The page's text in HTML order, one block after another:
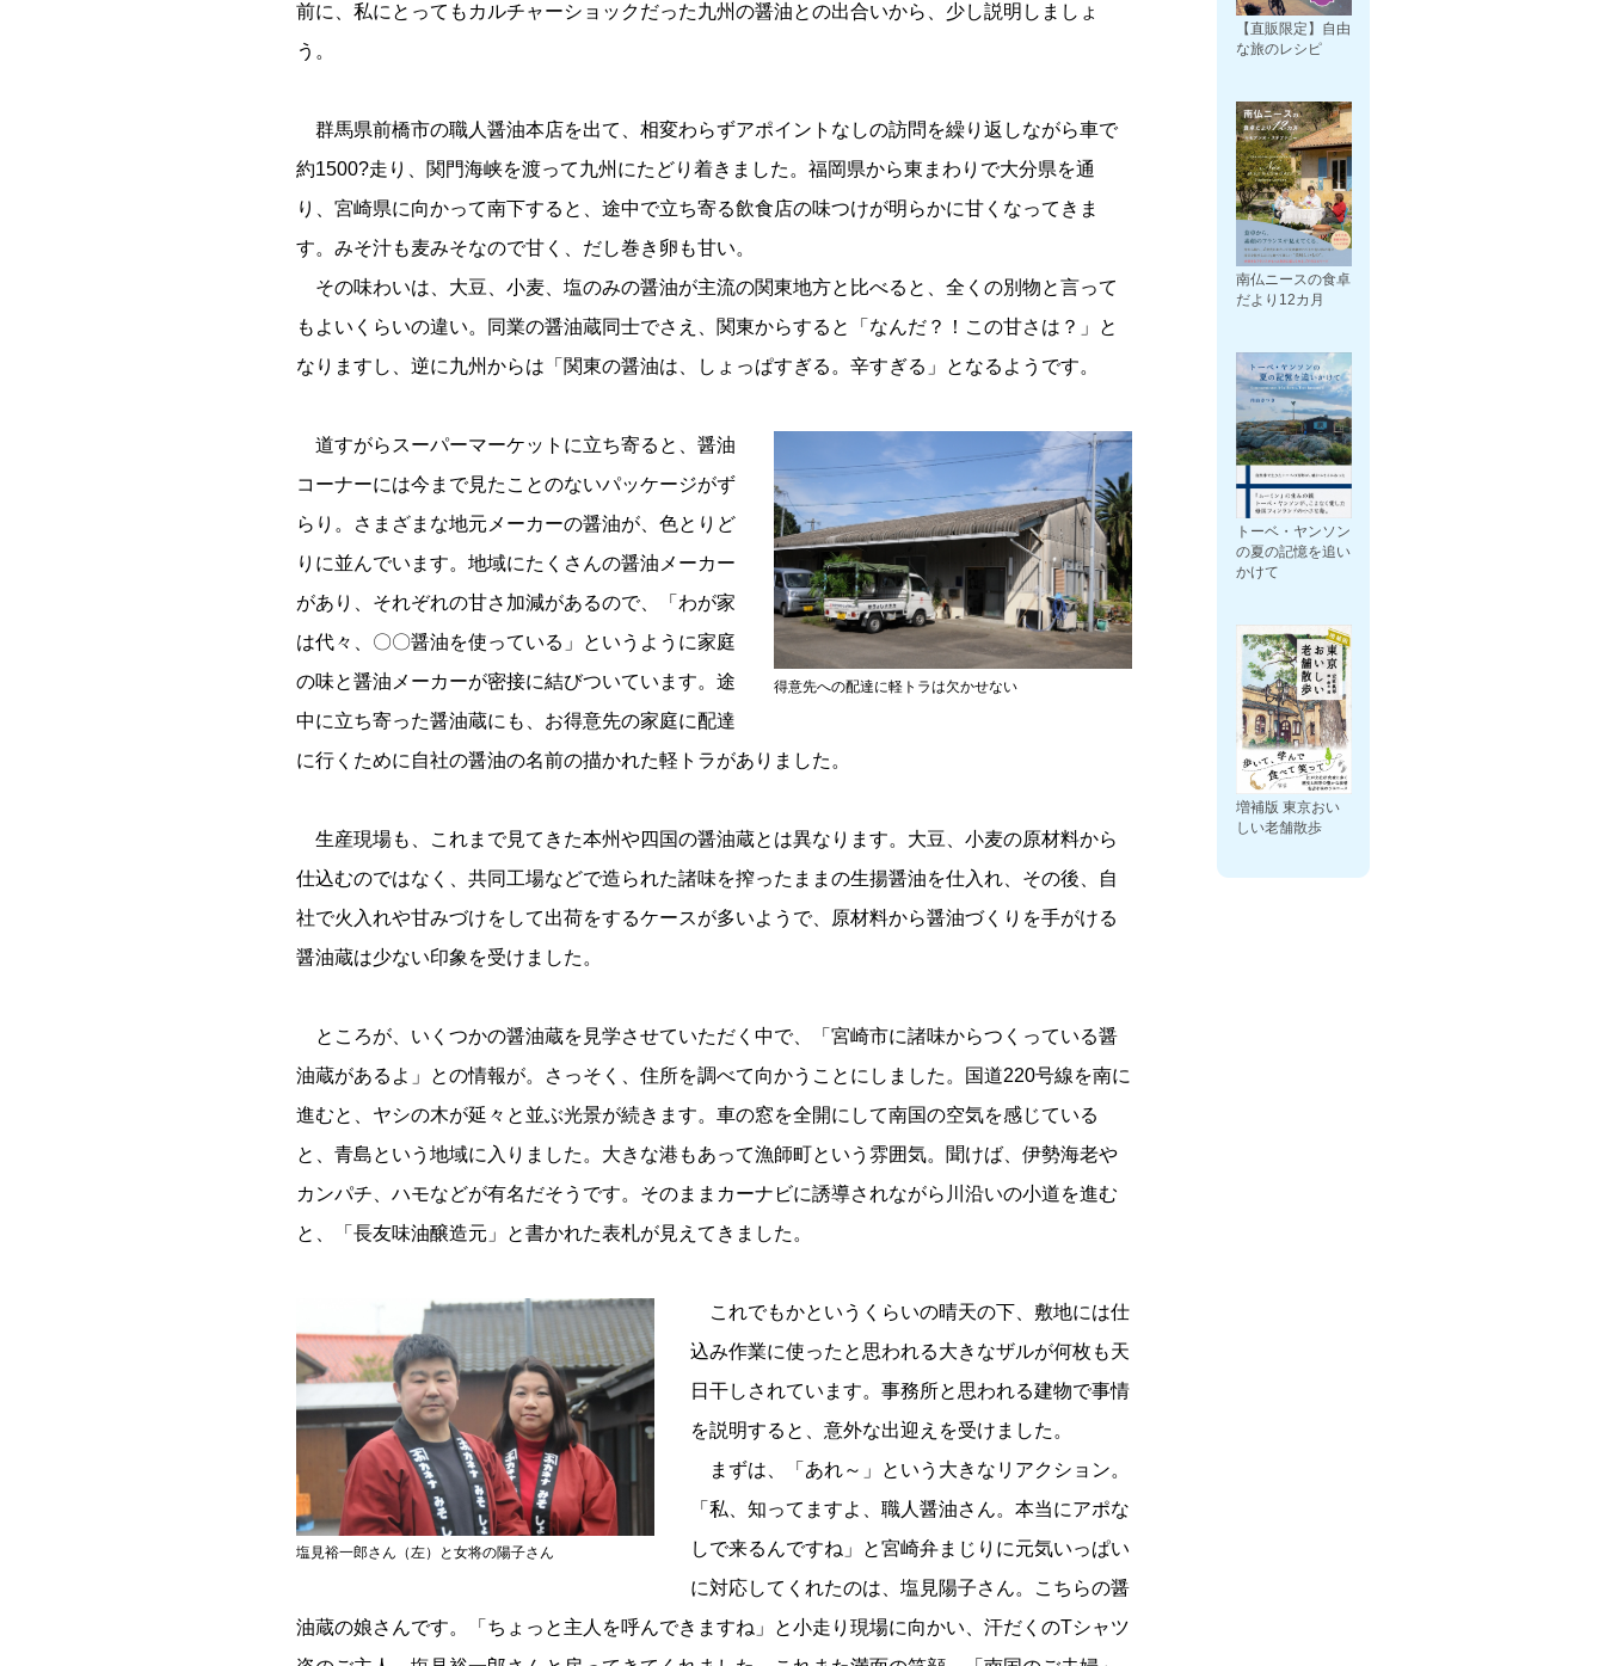
前に、私にとってもカルチャーショックだった九州の醤油との出合いから、少し説明しましょ
う。
群馬県前橋市の職人醤油本店を出て、相変わらずアポイントなしの訪問を繰り返しながら車で
約1500?走り、関門海峡を渡って九州にたどり着きました。福岡県から東まわりで大分県を通
り、宮崎県に向かって南下すると、途中で立ち寄る飲食店の味つけが明らかに甘くなってきま
す。みそ汁も麦みそなので甘く、だし巻き卵も甘い。
その味わいは、大豆、小麦、塩のみの醤油が主流の関東地方と比べると、全くの別物と言って
もよいくらいの違い。同業の醤油蔵同士でさえ、関東からすると「なんだ？！この甘さは？」と
なりますし、逆に九州からは「関東の醤油は、しょっぱすぎる。辛すぎる」となるようです。
得意先への配達に軽トラは欠かせない
道すがらスーパーマーケットに立ち寄ると、醤油
コーナーには今まで見たことのないパッケージがず
らり。さまざまな地元メーカーの醤油が、色とりど
りに並んでいます。地域にたくさんの醤油メーカー
があり、それぞれの甘さ加減があるので、「わが家
は代々、〇〇醤油を使っている」というように家庭
の味と醤油メーカーが密接に結びついています。途
中に立ち寄った醤油蔵にも、お得意先の家庭に配達
に行くために自社の醤油の名前の描かれた軽トラがありました。
生産現場も、これまで見てきた本州や四国の醤油蔵とは異なります。大豆、小麦の原材料から
仕込むのではなく、共同工場などで造られた諸味を搾ったままの生揚醤油を仕入れ、その後、自
社で火入れや甘みづけをして出荷をするケースが多いようで、原材料から醤油づくりを手がける
醤油蔵は少ない印象を受けました。
ところが、いくつかの醤油蔵を見学させていただく中で、「宮崎市に諸味からつくっている醤
油蔵があるよ」との情報が。さっそく、住所を調べて向かうことにしました。国道220号線を南に
進むと、ヤシの木が延々と並ぶ光景が続きます。車の窓を全開にして南国の空気を感じている
と、青島という地域に入りました。大きな港もあって漁師町という雰囲気。聞けば、伊勢海老や
カンパチ、ハモなどが有名だそうです。そのままカーナビに誘導されながら川沿いの小道を進む
と、「長友味油醸造元」と書かれた表札が見えてきました。
塩見裕一郎さん（左）と女将の陽子さん
これでもかというくらいの晴天の下、敷地には仕
込み作業に使ったと思われる大きなザルが何枚も天
日干しされています。事務所と思われる建物で事情
を説明すると、意外な出迎えを受けました。
まずは、「あれ～」という大きなリアクション。
「私、知ってますよ、職人醤油さん。本当にアポな
しで来るんですね」と宮崎弁まじりに元気いっぱい
に対応してくれたのは、塩見陽子さん。こちらの醤
油蔵の娘さんです。「ちょっと主人を呼んできますね」と小走り現場に向かい、汗だくのTシャツ
【直販限定】自由
な旅のレシピ
南仏ニースの食卓
だより12カ月
トーベ・ヤンソン
の夏の記憶を追い
かけて
増補版 東京おい
しい老舗散歩